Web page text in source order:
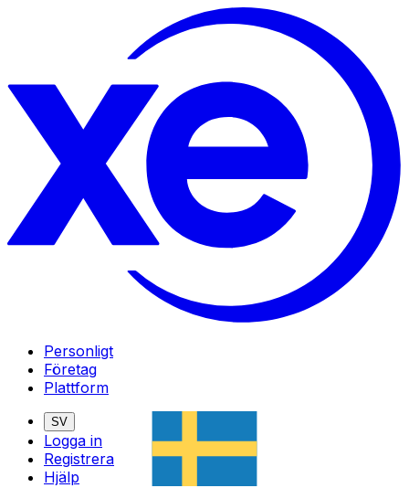
Personligt
Företag
Plattform
SV
Logga in
Registrera
Hjälp